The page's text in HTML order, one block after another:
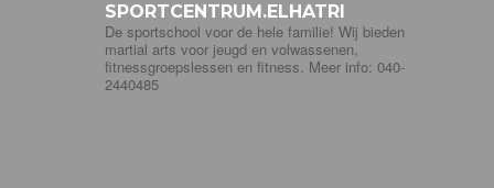
SPORTCENTRUM.ELHATRI
De sportschool voor de hele familie! Wij bieden
martial arts voor jeugd en volwassenen,
fitnessgroepslessen en fitness. Meer info: 040-
2440485